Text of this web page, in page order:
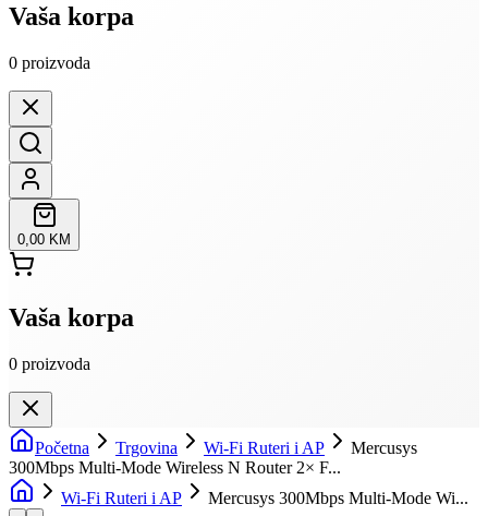
Vaša korpa
0 proizvoda
0,00 KM
Vaša korpa
0 proizvoda
Početna Trgovina Wi-Fi Ruteri i AP
Mercusys
300Mbps Multi-Mode Wireless N Router 2× F...
Wi-Fi Ruteri i AP
Mercusys 300Mbps Multi-Mode Wi...